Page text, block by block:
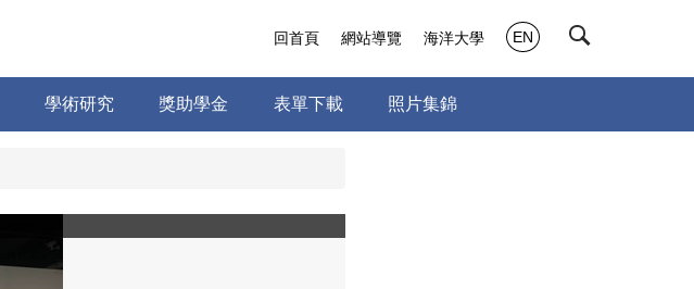
學術研究 獎助學金 表單下載 照片集錦
回首頁 網站導覽 海洋大學 EN